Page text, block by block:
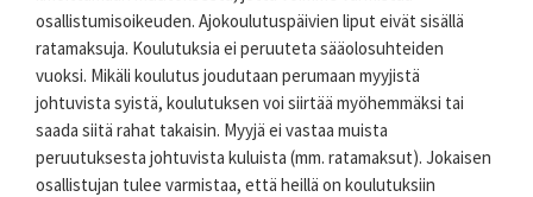
osallistumisoikeuden. Ajokoulutuspäivien liput eivät sisällä
ratamaksuja. Koulutuksia ei peruuteta sääolosuhteiden
vuoksi. Mikäli koulutus joudutaan perumaan myyjistä
johtuvista syistä, koulutuksen voi siirtää myöhemmäksi tai
saada siitä rahat takaisin. Myyjä ei vastaa muista
peruutuksesta johtuvista kuluista (mm. ratamaksut). Jokaisen
osallistujan tulee varmistaa, että heillä on koulutuksiin